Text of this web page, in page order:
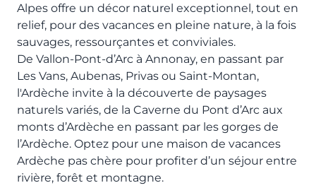
Alpes offre un décor naturel exceptionnel, tout en
relief, pour des vacances en pleine nature, à la fois
sauvages, ressourçantes et conviviales.
De Vallon-Pont-d’Arc à Annonay, en passant par
Les Vans, Aubenas, Privas ou Saint-Montan,
l'Ardèche invite à la découverte de paysages
naturels variés, de la Caverne du Pont d’Arc aux
monts d’Ardèche en passant par les gorges de
l’Ardèche. Optez pour une maison de vacances
Ardèche pas chère pour profiter d’un séjour entre
rivière, forêt et montagne.